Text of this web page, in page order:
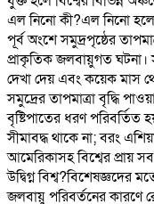
এল নিনো কী?এল নিনো হলো
পূর্ব অংশে সমুদ্রপৃষ্ঠের
প্রাকৃতিক জলবায়ুগত
দেখা দেয় এবং কয়েক মাস
সমুদ্রের তাপমাত্রা বৃদ্ধি
বৃষ্টিপাতের ধরণ পরিবর্তিত
সীমাবদ্ধ থাকে না; বরং
আমেরিকাসহ বিশ্বের প্রায়
উদ্বিগ্ন বিশ্ব?বিশেষজ্ঞদের
জলবায়ু পরিবর্তনের কারণে